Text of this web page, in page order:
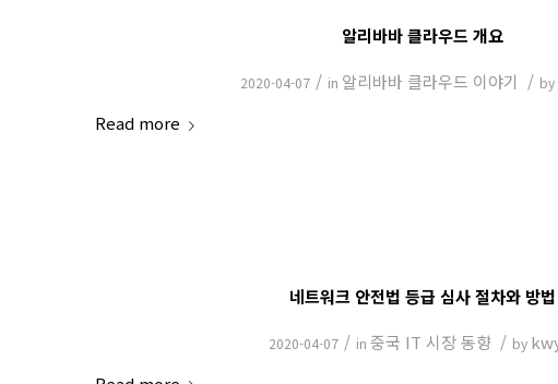
알리바바 클라우드 개요
2020-04-07 / in 알리바바 클라우드 이야기 / by
Read more
네트워크 안전법 등급 심사 절차와 방법
2020-04-07 / in 중국 IT 시장 동향 / by